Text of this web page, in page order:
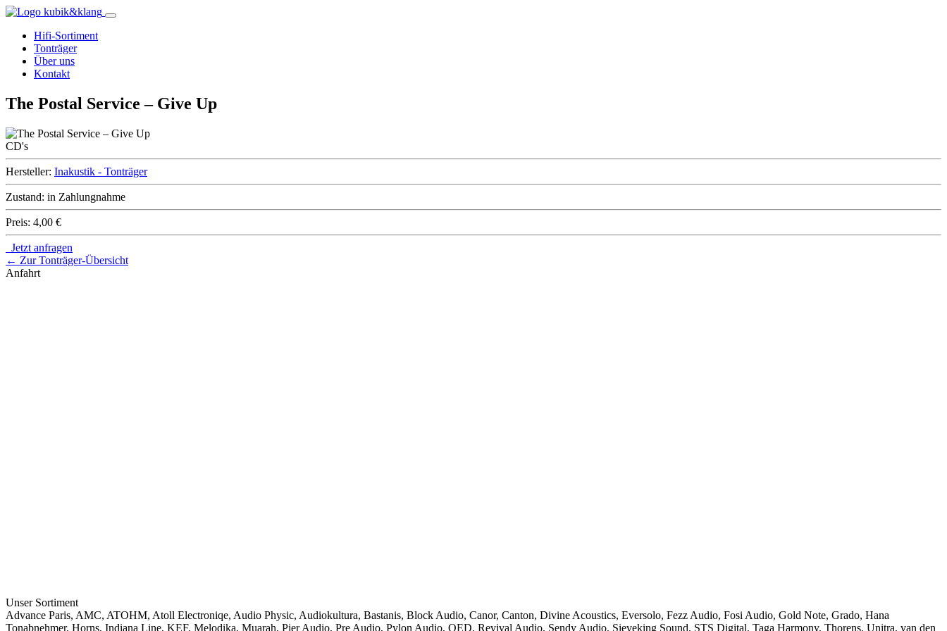
Hifi-Sortiment
Tonträger
Über uns
Kontakt
The Postal Service – Give Up
CD's
Hersteller: Inakustik - Tonträger
Zustand: in Zahlungnahme
Preis: 4,00 €
Jetzt anfragen
← Zur Tonträger-Übersicht
Anfahrt
Unser Sortiment
Advance Paris, AMC, ATOHM, Atoll Electroniqe, Audio Physic, Audiokultura, Bastanis, Block Audio, Canor, Canton, Divine Acoustics, Eversolo, Fezz Audio, Fosi Audio, Gold Note, Grado, Hana
Tonabnehmer, Horns, Indiana Line, KEF, Melodika, Muarah, Pier Audio, Pre Audio, Pylon Audio, QED, Revival Audio, Sendy Audio, Sieveking Sound, STS Digital, Taga Harmony, Thorens, Unitra, van den